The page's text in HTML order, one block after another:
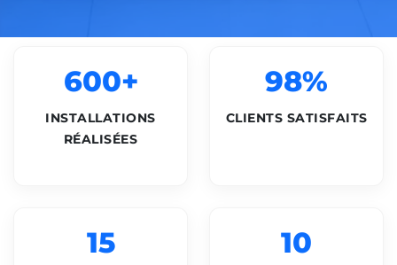
600+
INSTALLATIONS
RÉALISÉES
98%
CLIENTS SATISFAITS
15 10